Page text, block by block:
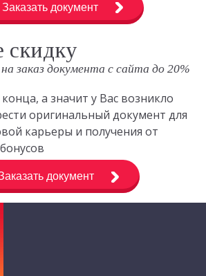
Заказать документ
скидку
заказ документа с сайта до 20%
а значит у Вас возникло
оригинальный документ для
карьеры и получения от
документ